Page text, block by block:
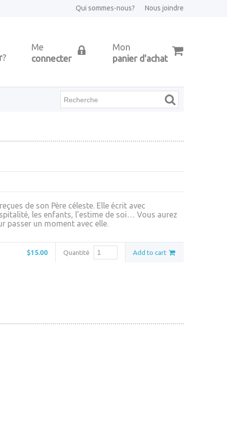
Qui sommes-nous? Nous joindre
?
Me
connecter
Mon
panier d'achat
de son Père céleste. Elle écrit avec
les enfants, l’estime de soi… Vous aurez
passer un moment avec elle.
Add to cart
Quantité
$15.00